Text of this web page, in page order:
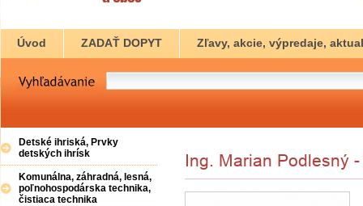
Úvod ZADAŤ DOPYT Zľavy, akcie, výpredaje,
Detské ihriská, Prvky
detských ihrísk
Komunálna, záhradná, lesná,
poľnohospodárska technika,
čistiaca technika